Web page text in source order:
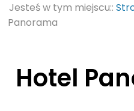
Jesteś w tym miejscu::
Panorama
Hotel